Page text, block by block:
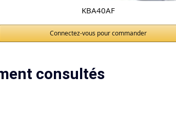
KBA40AF
Connectez-vous pour commander
consultés